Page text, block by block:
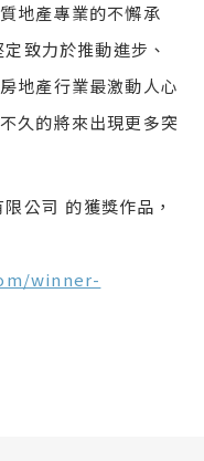
地產專業的不懈承
致力於推動進步、
地產行業最激動人心
久的將來出現更多突
公司 的獲獎作品，
winner-